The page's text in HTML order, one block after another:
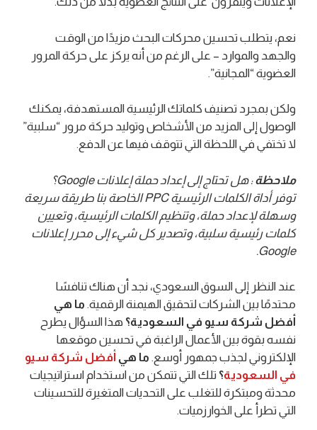
نعم، يتطلب تحسين محركات البحث مزيدًا من الوقت
والجهد والموارد – على الرغم من أنه يركز على حركة المرور
العضوية “المجانية”.
ولكن بمجرد تصنيف كلماتك الرئيسية المستهدفة، يمكنك
الوصول إلى المزيد من الأشخاص وتوليد حركة مرور “سلبية”
لا تختفي في اللحظة التي تتوقف فيها عن الدفع.
ملاحظة
: هل تحتاج إلى إعداد حملة إعلانات Google؟
توفر أداة الكلمات الرئيسية PPC الخاصة بنا طريقة سريعة
وسهلة لإعداد حملة، وتنظيم الكلمات الرئيسية، وتعيين
كلمات رئيسية سلبية، وتصدير كل شيء إلى محرر إعلانات
Google.
عند النظر إلى السوق السعودي، نجد أن هناك تنافسًا
محتدمًا بين الشركات لتحقيق الهيمنة الرقمية. ما هي
أفضل شركة سيو في السعودية؟ هذا السؤال يطرح
نفسه بقوة بين الأعمال الراغبة في تحسين موقعها
الإلكتروني لجذب جمهور أوسع. ما هي أفضل شركة سيو
في السعودية؟ تلك التي تتمكن من استخدام استراتيجيات
محدثة ومبتكرة للتغلب على التحديات المتغيرة للتحسينات
التي تطرأ على الخوارزميات.